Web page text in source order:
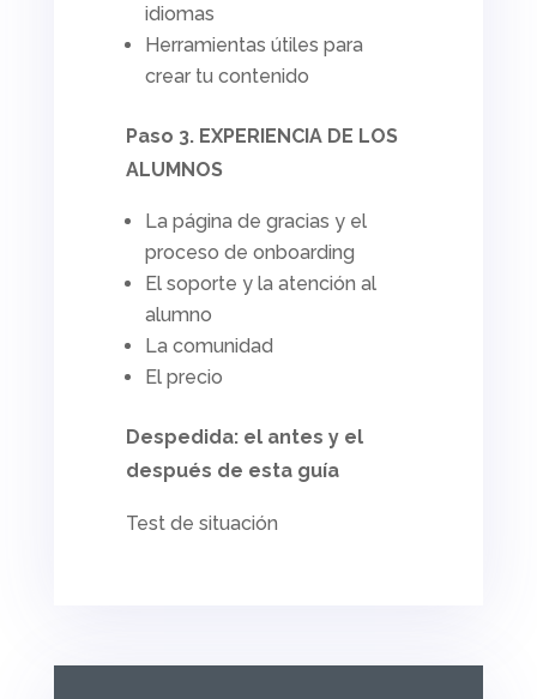
idiomas
Herramientas útiles para
crear tu contenido
Paso 3. EXPERIENCIA DE LOS
ALUMNOS
La página de gracias y el
proceso de onboarding
El soporte y la atención al
alumno
La comunidad
El precio
Despedida: el antes y el
después de esta guía
Test de situación